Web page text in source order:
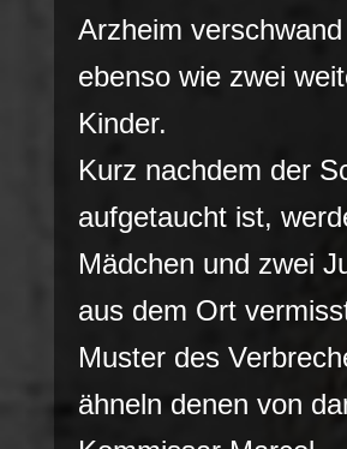
Arzheim
ebenso wie zwei
Kinder.
Kurz nachdem der
aufgetaucht ist,
Mädchen und zwei
aus dem Ort
Muster des
ähneln denen von